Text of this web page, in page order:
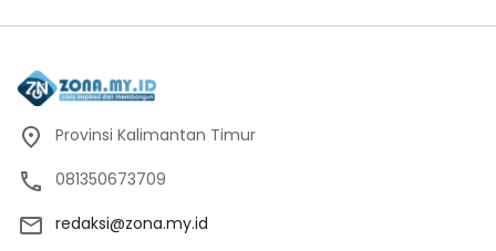
Provinsi Kalimantan Timur
081350673709
redaksi@zona.my.id